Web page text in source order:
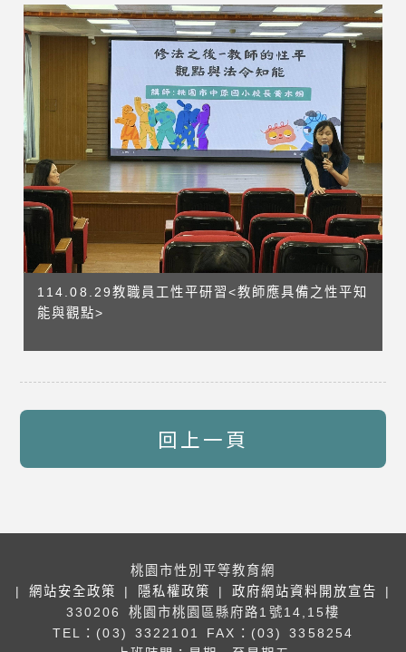
114.08.29教職員工性平研習<教師應具備之性平知
能與觀點>
回上一頁
桃園市性別平等教育網
| 網站安全政策 | 隱私權政策 | 政府網站資料開放宣告
|
330206 桃園市桃園區縣府路1號14,15樓
TEL：(03) 3322101
FAX：(03) 3358254